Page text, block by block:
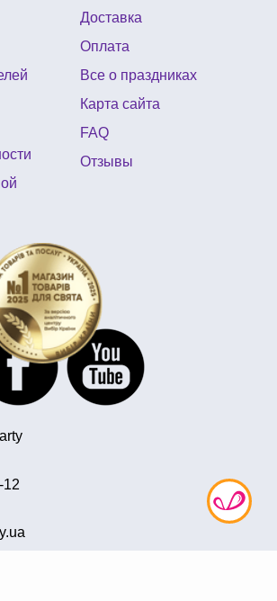
в виде сердца киев
и демоны
детский купить
шляпы
вечеринка
костюмы
шаров
стиляги оформление
атрибуты
купить украина
Доставка
Оплата
Все о праздниках
Карта сайта
FAQ
Отзывы
12